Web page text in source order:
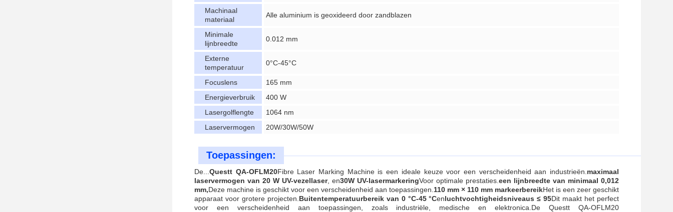
Machinaal
materiaal
Alle aluminium is geoxideerd door zandblazen
Minimale
lijnbreedte
0.012 mm
Externe
temperatuur
0°C-45°C
Focuslens
165 mm
Energieverbruik
400 W
Lasergolflengte
1064 nm
Laservermogen
20W/30W/50W
Toepassingen:
De... Questt QA-OFLM20Fibre Laser Marking Machine is een ideale keuze voor een verscheidenheid aan industrieën. maximaal
laservermogen van 20 W UV-vezellaser, en30W UV-lasermarkeringVoor optimale prestaties. een lijnbreedte van minimaal 0,012
mm,Deze machine is geschikt voor een verscheidenheid aan toepassingen. 110 mm × 110 mm markeerbereikHet is een zeer geschikt
apparaat voor grotere projecten. Buitentemperatuurbereik van 0 °C-45 °Cenluchtvochtigheidsniveaus ≤ 95Dit maakt het perfect
voor een verscheidenheid aan toepassingen, zoals industriële, medische en elektronica.De Questt QA-OFLM20